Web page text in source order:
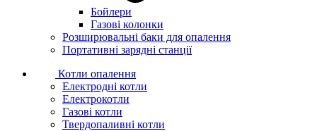
Бойлери
Газові колонки
Розширювальні баки для опалення
Портативні зарядні станції
Котли опалення
Електродні котли
Електрокотли
Газові котли
Твердопаливні котли